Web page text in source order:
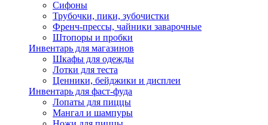
Сифоны
Трубочки, пики, зубочистки
Френч-прессы, чайники заварочные
Штопоры и пробки
Инвентарь для магазинов
Шкафы для одежды
Лотки для теста
Ценники, бейджики и дисплеи
Инвентарь для фаст-фуда
Лопаты для пиццы
Мангал и шампуры